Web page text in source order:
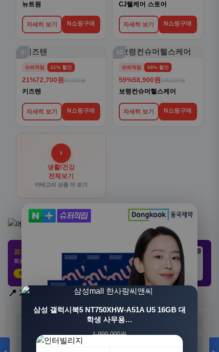
뉴트원
자세히 보기 N쇼핑구매
CJ웰케어 스토어
자세히 보기 N쇼핑구매
9
슈퍼적립 21% 할인
21%72,700원 92,000원
키즈텐
자세히 보기 N쇼핑구매
10
슈퍼적립 59% 할인
59%58,900원 145,100원
보령컨슈머헬스케어
자세히 보기 N쇼핑구매
›
생활/건강
전체보기
카테고리 상품 더 보기
프리미엄 제휴 사이트
회원 전용 특가 · 놓치면 손해
추천 클릭
21,802원
광고
3,308원
광고
8,892원
📍 지역 선택
부산 대구
광주 대전 세종
삼성 갤럭시북5 NT750XHW-A51A U5 16GB 대
학생 사무용…
1,999,000원